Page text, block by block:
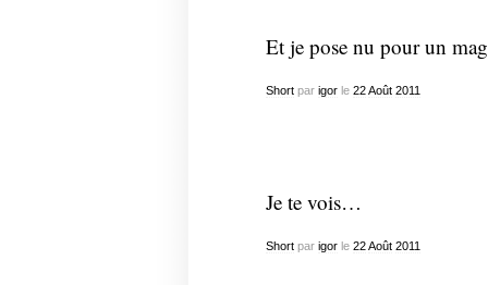
Et je pose nu pour un
Shortpar igorle 22 Août 2011
Je te vois…
Shortpar igorle 22 Août 2011